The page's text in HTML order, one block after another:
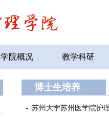
学院概况 教学科研
博士生培养
苏州大学苏州医学院护